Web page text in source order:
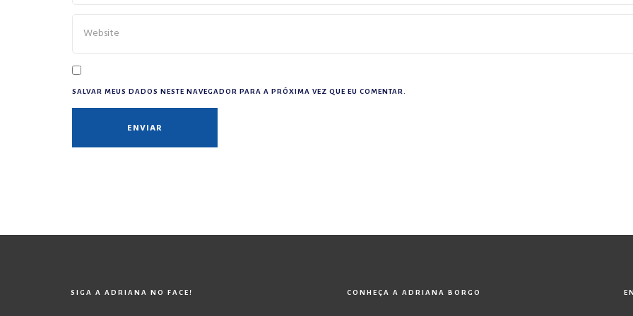
SALVAR MEUS DADOS NESTE NAVEGADOR PARA A PRÓXIMA VEZ QUE EU COMENTAR.
SIGA A ADRIANA NO FACE! CONHEÇA A ADRIANA BORGO